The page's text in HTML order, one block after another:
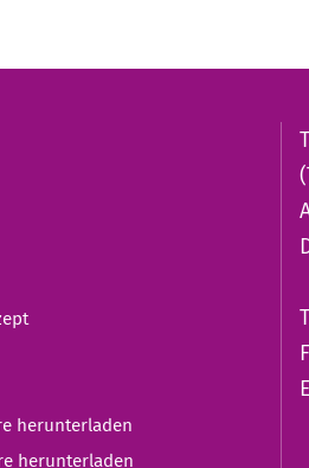
herunterladen
herunterladen